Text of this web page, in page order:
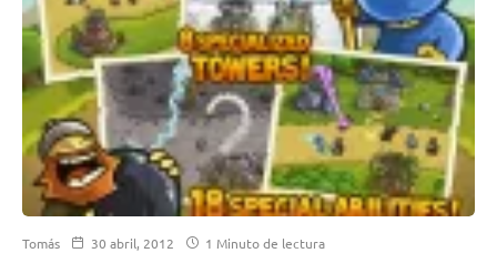
Tomás 30 abril, 2012 1 Minuto de lectura